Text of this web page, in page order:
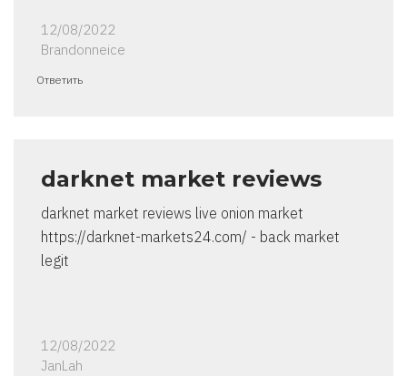
12/08/2022
Brandonneice
Ответить
darknet market reviews
darknet market reviews live onion market
https://darknet-markets24.com/ - back market
legit
12/08/2022
JanLah